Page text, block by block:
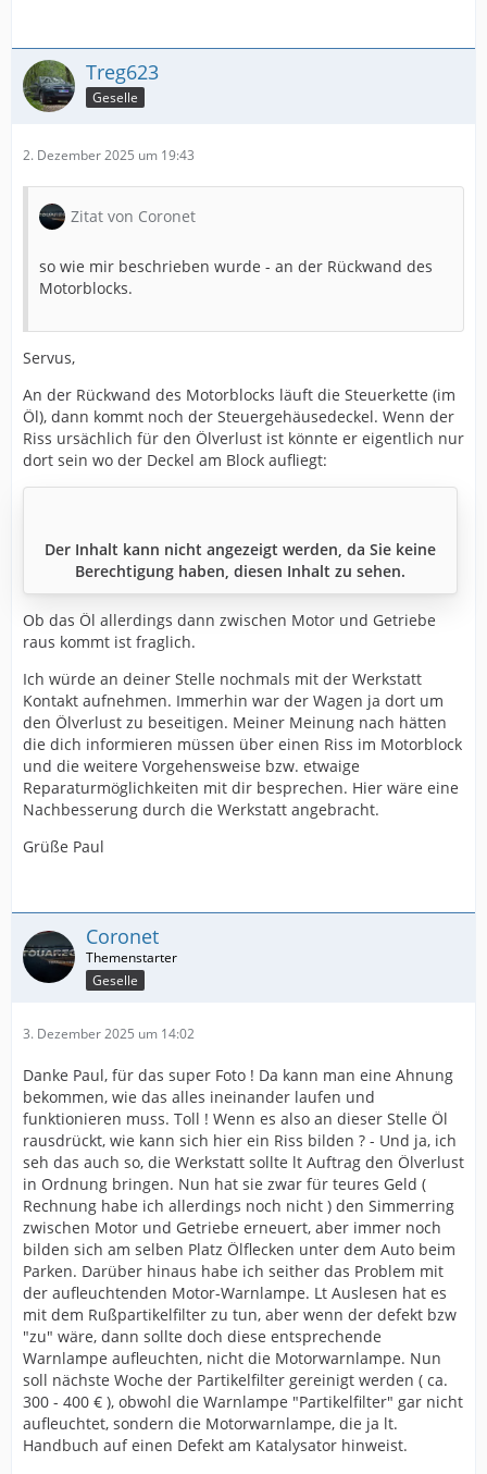
Treg623
Geselle
2. Dezember 2025 um 19:43
Zitat von Coronet
so wie mir beschrieben wurde - an der Rückwand des
Motorblocks.
Servus,
An der Rückwand des Motorblocks läuft die Steuerkette (im
Öl), dann kommt noch der Steuergehäusedeckel. Wenn der
Riss ursächlich für den Ölverlust ist könnte er eigentlich nur
dort sein wo der Deckel am Block aufliegt:
Der Inhalt kann nicht angezeigt werden, da Sie keine
Berechtigung haben, diesen Inhalt zu sehen.
Ob das Öl allerdings dann zwischen Motor und Getriebe
raus kommt ist fraglich.
Ich würde an deiner Stelle nochmals mit der Werkstatt
Kontakt aufnehmen. Immerhin war der Wagen ja dort um
den Ölverlust zu beseitigen. Meiner Meinung nach hätten
die dich informieren müssen über einen Riss im Motorblock
und die weitere Vorgehensweise bzw. etwaige
Reparaturmöglichkeiten mit dir besprechen. Hier wäre eine
Nachbesserung durch die Werkstatt angebracht.
Grüße Paul
Coronet
Geselle
3. Dezember 2025 um 14:02
Danke Paul, für das super Foto ! Da kann man eine Ahnung
bekommen, wie das alles ineinander laufen und
funktionieren muss. Toll ! Wenn es also an dieser Stelle Öl
rausdrückt, wie kann sich hier ein Riss bilden ? - Und ja, ich
seh das auch so, die Werkstatt sollte lt Auftrag den Ölverlust
in Ordnung bringen. Nun hat sie zwar für teures Geld (
Rechnung habe ich allerdings noch nicht ) den Simmerring
zwischen Motor und Getriebe erneuert, aber immer noch
bilden sich am selben Platz Ölflecken unter dem Auto beim
Parken. Darüber hinaus habe ich seither das Problem mit
der aufleuchtenden Motor-Warnlampe. Lt Auslesen hat es
mit dem Rußpartikelfilter zu tun, aber wenn der defekt bzw
"zu" wäre, dann sollte doch diese entsprechende
Warnlampe aufleuchten, nicht die Motorwarnlampe. Nun
soll nächste Woche der Partikelfilter gereinigt werden ( ca.
300 - 400 € ), obwohl die Warnlampe "Partikelfilter" gar nicht
aufleuchtet, sondern die Motorwarnlampe, die ja lt.
Handbuch auf einen Defekt am Katalysator hinweist.